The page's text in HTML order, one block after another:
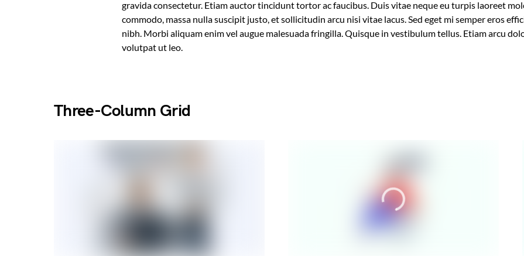
gravida consectetur. Etiam auctor tincidunt tortor ac faucibus. Duis vitae neque eu turpis laoreet
commodo, massa nulla suscipit justo, et sollicitudin arcu nisi vitae lacus. Sed eget mi semper eros
nibh. Morbi aliquam enim vel augue malesuada fringilla. Quisque in vestibulum tellus. Etiam arcu
volutpat ut leo.
Three-Column Grid